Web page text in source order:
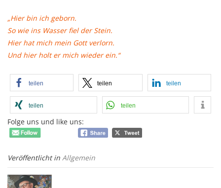
„Hier bin ich geborn.
So wie ins Wasser fiel der Stein.
Hier hat mich mein Gott verlorn.
Und hier holt er mich wieder ein.“
teilen teilen teilen
teilen teilen
Folge uns und like uns:
Veröffentlicht in Allgemein